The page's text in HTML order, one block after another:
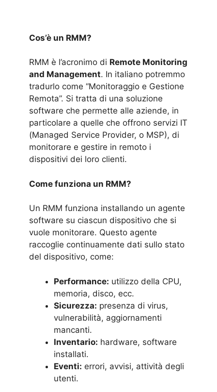
Cos’è un RMM?
RMM è l’acronimo di Remote Monitoring
and Management. In italiano potremmo
tradurlo come “Monitoraggio e Gestione
Remota”. Si tratta di una soluzione
software che permette alle aziende, in
particolare a quelle che offrono servizi IT
(Managed Service Provider, o MSP), di
monitorare e gestire in remoto i
dispositivi dei loro clienti.
Come funziona un RMM?
Un RMM funziona installando un agente
software su ciascun dispositivo che si
vuole monitorare. Questo agente
raccoglie continuamente dati sullo stato
del dispositivo, come:
Performance: utilizzo della CPU,
memoria, disco, ecc.
Sicurezza: presenza di virus,
vulnerabilità, aggiornamenti
mancanti.
Inventario: hardware, software
installati.
Eventi: errori, avvisi, attività degli
utenti.